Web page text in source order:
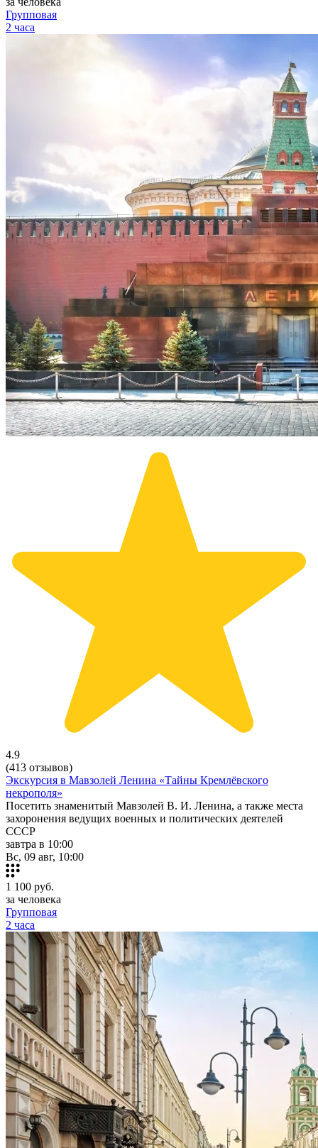
Групповая
2 часа
4.9
(413 отзывов)
Экскурсия в Мавзолей Ленина «Тайны Кремлёвского
некрополя»
Посетить знаменитый Мавзолей В. И. Ленина, а также места
захоронения ведущих военных и политических деятелей
СССР
завтра в 10:00
Вс, 09 авг, 10:00
1 100 руб.
за человека
Групповая
2 часа